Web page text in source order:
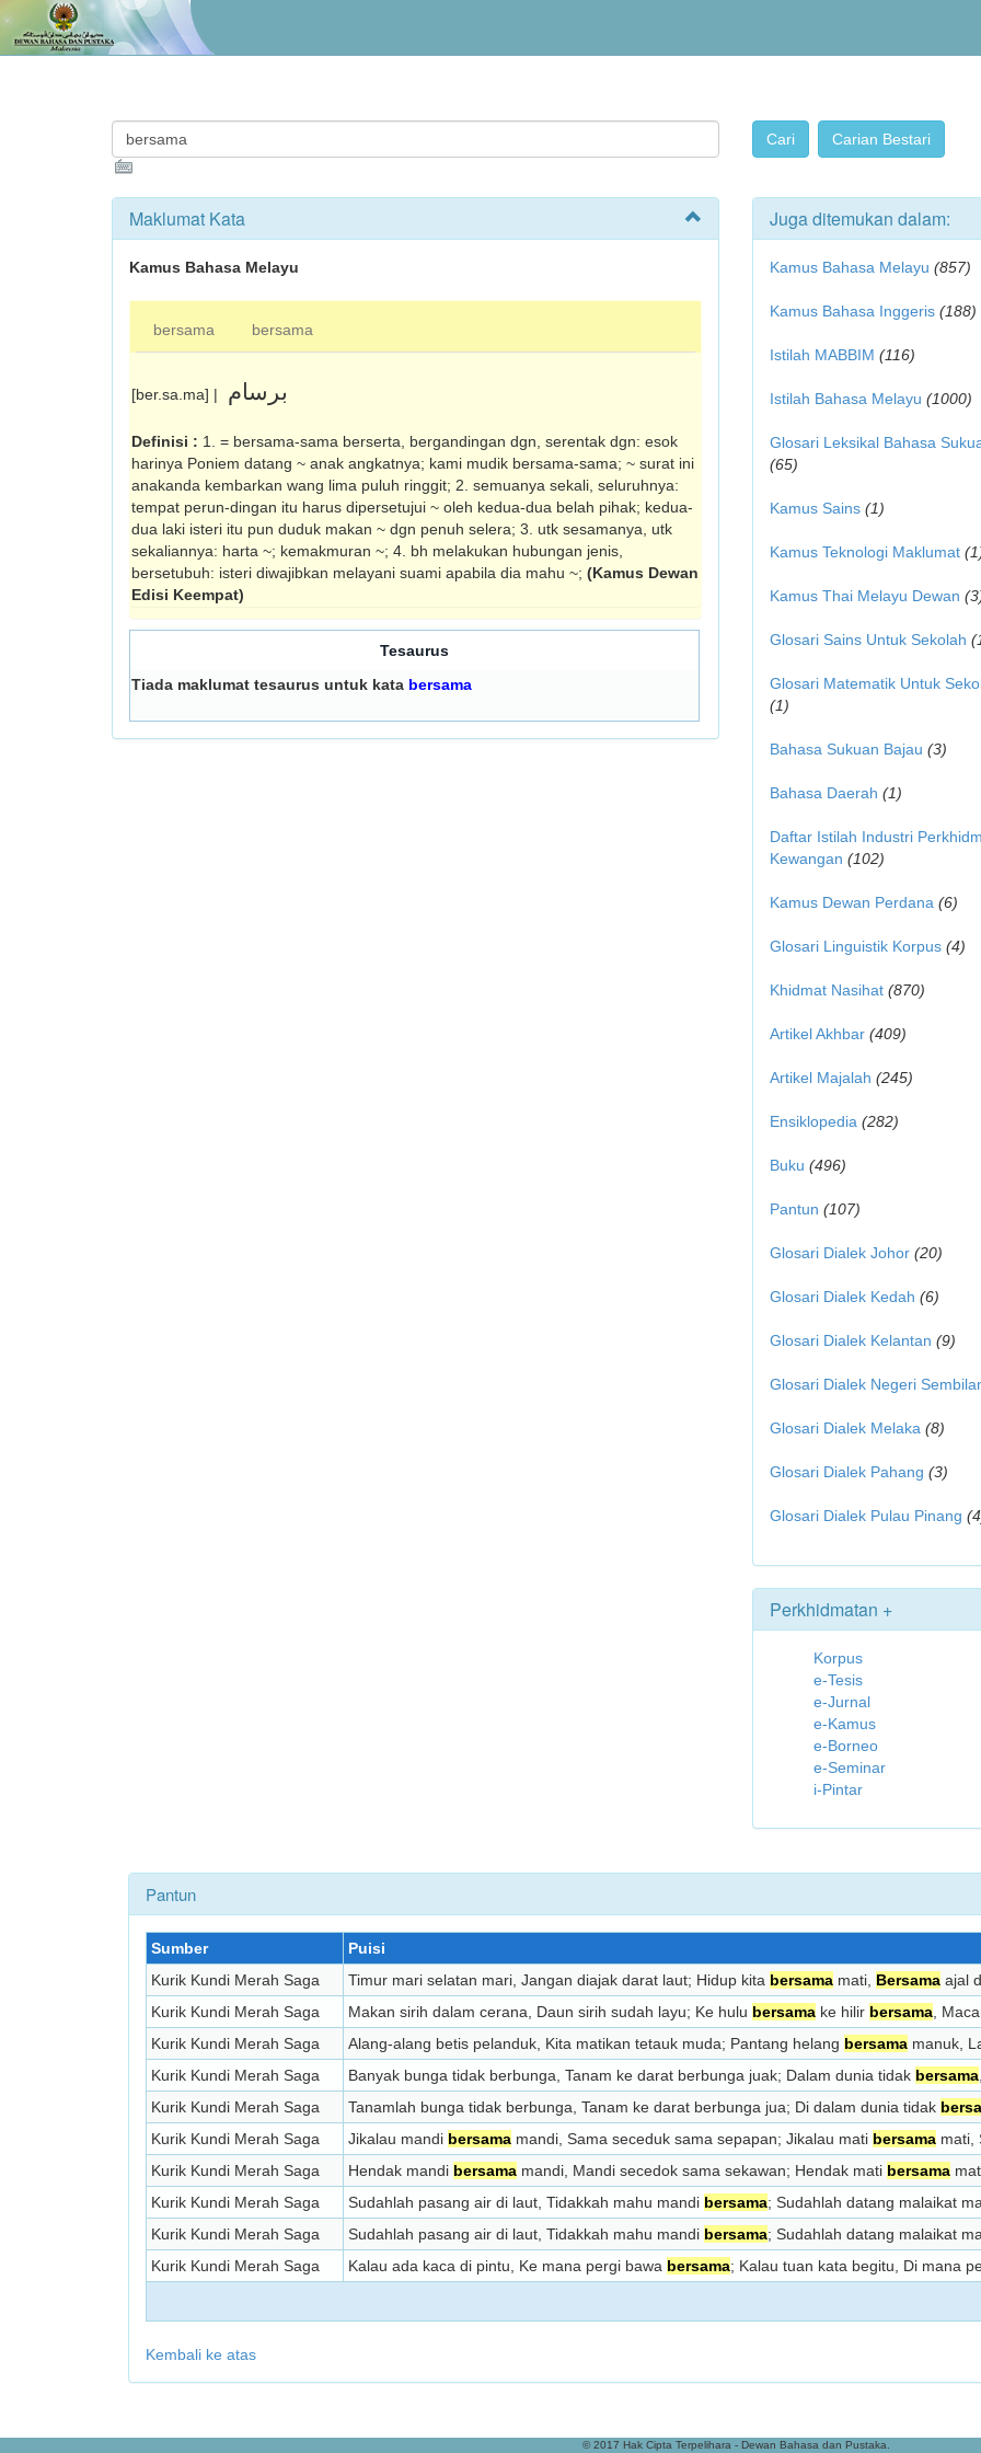
Maklumat Kata
Kamus Bahasa Melayu
bersama bersama
[ber.sa.ma] | برسام
Definisi : 1. = bersama-sama berserta, bergandingan dgn, serentak dgn: esok
harinya Poniem datang ~ anak angkatnya; kami mudik bersama-sama; ~ surat ini
anakanda kembarkan wang lima puluh ringgit; 2. semuanya sekali, seluruhnya:
tempat per­un-dingan itu harus dipersetujui ~ oleh kedua-dua belah pihak; kedua-
dua laki isteri itu pun duduk makan ~ dgn penuh selera; 3. utk sesamanya, utk
sekaliannya: harta ~; kemakmuran ~; 4. bh melakukan hubungan jenis,
bersetubuh: isteri diwajibkan melayani suami apabila dia mahu ~; (Kamus Dewan
Edisi Keempat)
Tesaurus
Tiada maklumat tesaurus untuk kata bersama
Juga ditemukan dalam:
Kamus Bahasa Melayu (857)
Kamus Bahasa Inggeris (188)
Istilah MABBIM (116)
Istilah Bahasa Melayu (1000)
Glosari Leksikal Bahasa
(65)
Kamus Sains (1)
Kamus Teknologi Maklumat
Kamus Thai Melayu Dewan
Glosari Sains Untuk Sekolah
Glosari Matematik Untuk
(1)
Bahasa Sukuan Bajau (3)
Bahasa Daerah (1)
Daftar Istilah Industri
Kewangan (102)
Kamus Dewan Perdana (6)
Glosari Linguistik Korpus (4)
Khidmat Nasihat (870)
Artikel Akhbar (409)
Artikel Majalah (245)
Ensiklopedia (282)
Buku (496)
Pantun (107)
Glosari Dialek Johor (20)
Glosari Dialek Kedah (6)
Glosari Dialek Kelantan (9)
Glosari Dialek Negeri
Glosari Dialek Melaka (8)
Glosari Dialek Pahang (3)
Glosari Dialek Pulau Pinang
Perkhidmatan +
Korpus
e-Tesis
e-Jurnal
e-Kamus
e-Borneo
e-Seminar
i-Pintar
Pantun
Sumber
Puisi
Kurik Kundi Merah Saga
Timur mari selatan mari, Jangan diajak darat laut; Hidup kita bersama mati, Bersama ajal
Kurik Kundi Merah Saga
Makan sirih dalam cerana, Daun sirih sudah layu; Ke hulu bersama ke hilir bersama ,
Kurik Kundi Merah Saga
Alang-alang betis pelanduk, Kita matikan tetauk muda; Pantang helang bersama manuk,
Kurik Kundi Merah Saga
Banyak bunga tidak berbunga, Tanam ke darat berbunga juak; Dalam dunia tidak bersama
Kurik Kundi Merah Saga
Tanamlah bunga tidak berbunga, Tanam ke darat berbunga jua; Di dalam dunia tidak
Kurik Kundi Merah Saga
Jikalau mandi bersama mandi, Sama seceduk sama sepapan; Jikalau mati bersama mati,
Kurik Kundi Merah Saga
Hendak mandi bersama mandi, Mandi secedok sama sekawan; Hendak mati bersama
Kurik Kundi Merah Saga
Sudahlah pasang air di laut, Tidakkah mahu mandi bersama; Sudahlah datang malaikat
Kurik Kundi Merah Saga
Sudahlah pasang air di laut, Tidakkah mahu mandi bersama; Sudahlah datang malaikat
Kurik Kundi Merah Saga
Kalau ada kaca di pintu, Ke mana pergi bawa bersama; Kalau tuan kata begitu, Di mana
Kembali ke atas
© 2017 Hak Cipta Terpelihara - Dewan Bahasa dan Pustaka.